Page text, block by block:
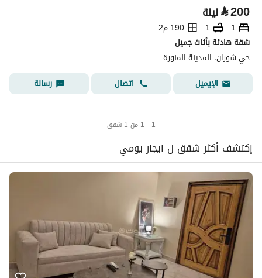
⃁200 ليلة
1
1
190 م2
شقة هادئة بأثاث جميل
حي شوران، المدينة المنورة
الإيميل
اتصال رسالة
1 - 1 من 1 شقق
إكتشف أكثر شقق ل ايجار يومي